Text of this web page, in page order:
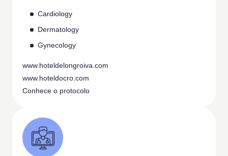
Cardiology
Dermatology
Gynecology
www.hoteldelongroiva.com
www.hoteldocro.com
Conhece o protocolo